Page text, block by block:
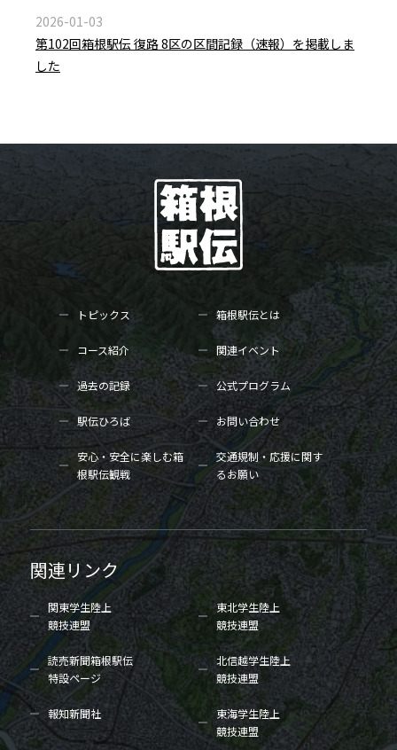
2026-01-03
第102回箱根駅伝 復路 8区の区間記録（速報）を掲載しま
した
トピックス 箱根駅伝とは
コース紹介 関連イベント
過去の記録 公式プログラム
駅伝ひろば お問い合わせ
安心・安全に楽しむ箱
根駅伝観戦
交通規制・応援に関す
るお願い
関連リンク
関東学生陸上
競技連盟
東北学生陸上
競技連盟
読売新聞箱根駅伝
特設ページ
北信越学生陸上
競技連盟
報知新聞社
東海学生陸上
競技連盟